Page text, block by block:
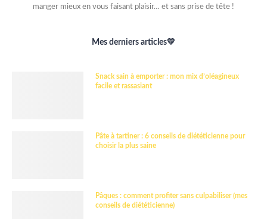
manger mieux en vous faisant plaisir… et sans prise de tête !
Mes derniers articles💛
Snack sain à emporter : mon mix d’oléagineux
facile et rassasiant
Pâte à tartiner : 6 conseils de diététicienne pour
choisir la plus saine
Pâques : comment profiter sans culpabiliser (mes
conseils de diététicienne)